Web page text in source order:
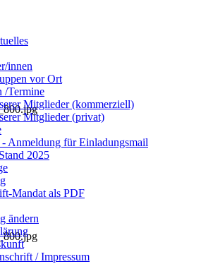
innen
vor Ort
/Termine
Mitglieder (kommerziell)
Mitglieder (privat)
Anmeldung für Einladungsmail
2025
Mandat als PDF
ändern
/ Impressum